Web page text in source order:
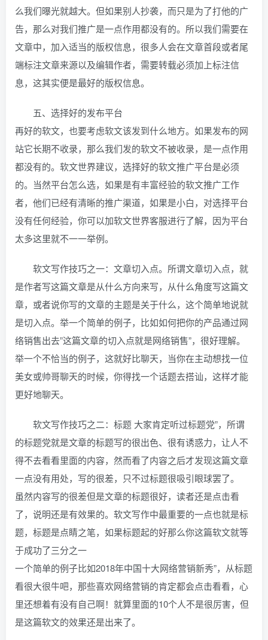
么我们曝光就越大。但如果别人抄袭，而只是为了打他的广
告，那么对我们推广是一点作用都没有的。所以我们需要在
文章中，加入适当的版权信息，很多人会在文章首段或者尾
端标注文章来源以及编辑作者，需要转载必须加上标注信
息，这其实便是最好的版权信息。
五、选择好的发布平台
再好的软文，也要考虑软文该发到什么地方。如果发布的网
站它长期不收录，那么我们发的软文不被收录，是一点作用
都没有的。软文世界建议，选择好的软文推广平台是必须
的。当然平台怎么选，如果是有丰富经验的软文推广工作
者，他们已经有清晰的推广渠道，如果是小白，对选择平台
没有任何经验，你可以加软文世界客服进行了解，因为平台
太多这里就不一一举例。
软文写作技巧之一：文章切入点。所谓文章切入点，就
是作者写这篇文章是从什么方向来写，从什么角度写这篇文
章，或者说你写的文章的主题是关于什么，这个简单地说就
是切入点。举一个简单的例子，比如如何把你的产品通过网
络销售出去”这篇文章的切入点就是网络销售”，很好理解。
举一个不恰当的例子，这就好比聊天，当你在主动想找一位
美女或帅哥聊天的时候，你得找一个话题去搭讪，这样才能
更好地聊天。
软文写作技巧之二：标题 大家肯定听过标题党”，所谓
的标题党就是文章的标题写的很出色、很有诱惑力，让人不
得不去看看里面的内容，然而看了内容之后才发现这篇文章
一点没有用处，写的很差，只不过标题很吸引眼球罢了。
虽然内容写的很差但是文章的标题很好，读者还是点击看
了，说明还是有效果的。软文写作中最重要的一点也就是标
题，标题是点睛之笔，如果标题起的好那么你这篇软文就等
于成功了三分之一
一个简单的例子比如2018年中国十大网络营销新秀”，从标题
看很大很牛吧，那些喜欢网络营销的肯定都会点击看看，心
里还想着有没有自己啊！就算里面的10个人不是很厉害，但
是这篇软文的效果还是出来了。